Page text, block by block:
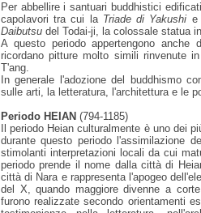
Per abbellire i santuari buddhistici
capolavori tra cui la Triade di Yakushi
Daibutsu del Todai-ji, la colossale statua
A questo periodo appertengono anche
ricordano pitture molto simili rinvenute
T'ang.
In generale l'adozione del buddhismo
sulle arti, la letteratura, l'architettura e le
Periodo HEIAN (794-1185)
Il periodo Heian culturalmente è uno dei
durante questo periodo l'assimilazione
stimolanti interpretazioni locali da cui
periodo prende il nome dalla città di
città di Nara e rappresenta l'apogeo
del X, quando maggiore divenne a
furono realizzate secondo orientamenti